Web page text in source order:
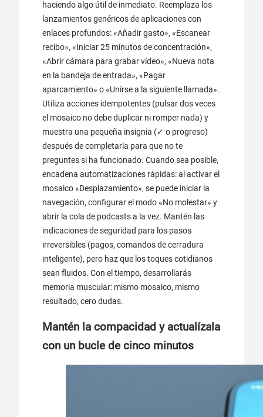
haciendo algo útil de inmediato. Reemplaza los
lanzamientos genéricos de aplicaciones con
enlaces profundos: «Añadir gasto», «Escanear
recibo», «Iniciar 25 minutos de concentración»,
«Abrir cámara para grabar vídeo», «Nueva nota
en la bandeja de entrada», «Pagar
aparcamiento» o «Unirse a la siguiente llamada».
Utiliza acciones idempotentes (pulsar dos veces
el mosaico no debe duplicar ni romper nada) y
muestra una pequeña insignia (✓ o progreso)
después de completarla para que no te
preguntes si ha funcionado. Cuando sea posible,
encadena automatizaciones rápidas: al activar el
mosaico «Desplazamiento», se puede iniciar la
navegación, configurar el modo «No molestar» y
abrir la cola de podcasts a la vez. Mantén las
indicaciones de seguridad para los pasos
irreversibles (pagos, comandos de cerradura
inteligente), pero haz que los toques cotidianos
sean fluidos. Con el tiempo, desarrollarás
memoria muscular: mismo mosaico, mismo
resultado, cero dudas.
Mantén la compacidad y actualízala
con un bucle de cinco minutos